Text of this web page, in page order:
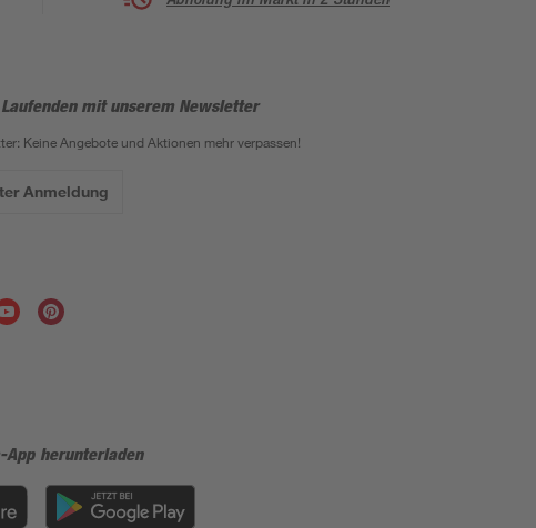
mit unserem Newsletter
Keine Angebote und Aktionen mehr verpassen!
Anmeldung
herunterladen